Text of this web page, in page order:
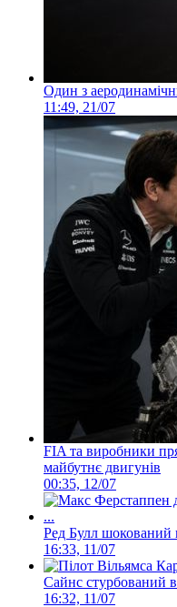
Один з
11:49, 21/07
FIA та виробники
майбутнє двигунів
00:35, 12/07
Ред Булл шокований
16:33, 11/07
Сайнс стурбований
16:32, 11/07